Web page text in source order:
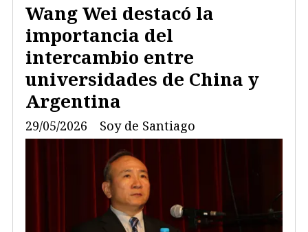
Wang Wei destacó la
importancia del
intercambio entre
universidades de China y
Argentina
Soy de Santiago
29/05/2026